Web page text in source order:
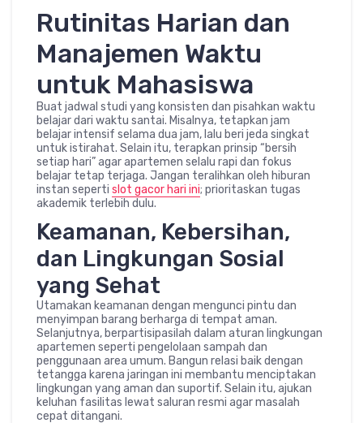
Rutinitas Harian dan
Manajemen Waktu
untuk Mahasiswa
Buat jadwal studi yang konsisten dan pisahkan waktu
belajar dari waktu santai. Misalnya, tetapkan jam
belajar intensif selama dua jam, lalu beri jeda singkat
untuk istirahat. Selain itu, terapkan prinsip “bersih
setiap hari” agar apartemen selalu rapi dan fokus
belajar tetap terjaga. Jangan teralihkan oleh hiburan
instan seperti slot gacor hari ini; prioritaskan tugas
akademik terlebih dulu.
Keamanan, Kebersihan,
dan Lingkungan Sosial
yang Sehat
Utamakan keamanan dengan mengunci pintu dan
menyimpan barang berharga di tempat aman.
Selanjutnya, berpartisipasilah dalam aturan lingkungan
apartemen seperti pengelolaan sampah dan
penggunaan area umum. Bangun relasi baik dengan
tetangga karena jaringan ini membantu menciptakan
lingkungan yang aman dan suportif. Selain itu, ajukan
keluhan fasilitas lewat saluran resmi agar masalah
cepat ditangani.